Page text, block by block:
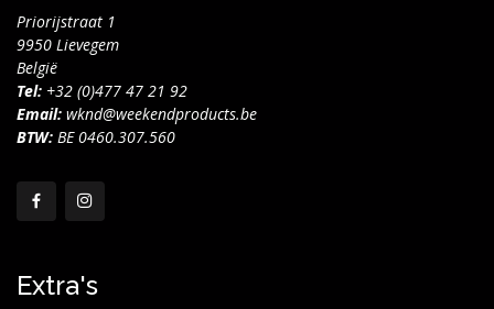
Priorijstraat 1
9950 Lievegem
België
Tel: +32 (0)477 47 21 92
Email: wknd@weekendproducts.be
BTW: BE 0460.307.560
Extra's